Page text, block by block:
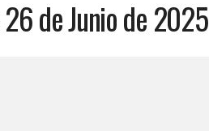
de Junio de 2025